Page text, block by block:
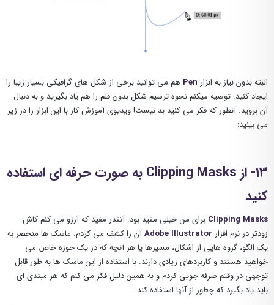
البته بدون نیاز به ابزار Pen هم می توانید برخی از شکل های گرافیکی بسیار زیبا را
ایجاد کنید. توصیه میکنم نحوه ترسیم شکل بدون قلم را هم یاد بگیرید و به دنبال
آن بروید. آنطور که فکر می کنید بد نیست! ویدیوی آموزش کار با این ابزار را در زیر
می بینید:
13- از Clipping Masks به صورت حرفه ای استفاده
کنید
Clipping Masks برای من خیلی مفید بود. آنقدر مفید که آرزو می کنم کاش
زودتر در نرم افزار Adobe Illustratorآن را کشف می کردم. ماسک ها منحصر به
یک الگو، گروه هایی از اشکال، مسیرها یا هر آنچه که در یک حوزه خاص می
خواهید هستند و کاربردهای زیادی دارند. با استفاده از این ماسک ها به طور قابل
توجهی در وقتم صرفه جویی کردم و به همین دلیل فکر می کنم که هر مبتدی ای
باید یاد بگیرد که چطور از آنها استفاده کند.